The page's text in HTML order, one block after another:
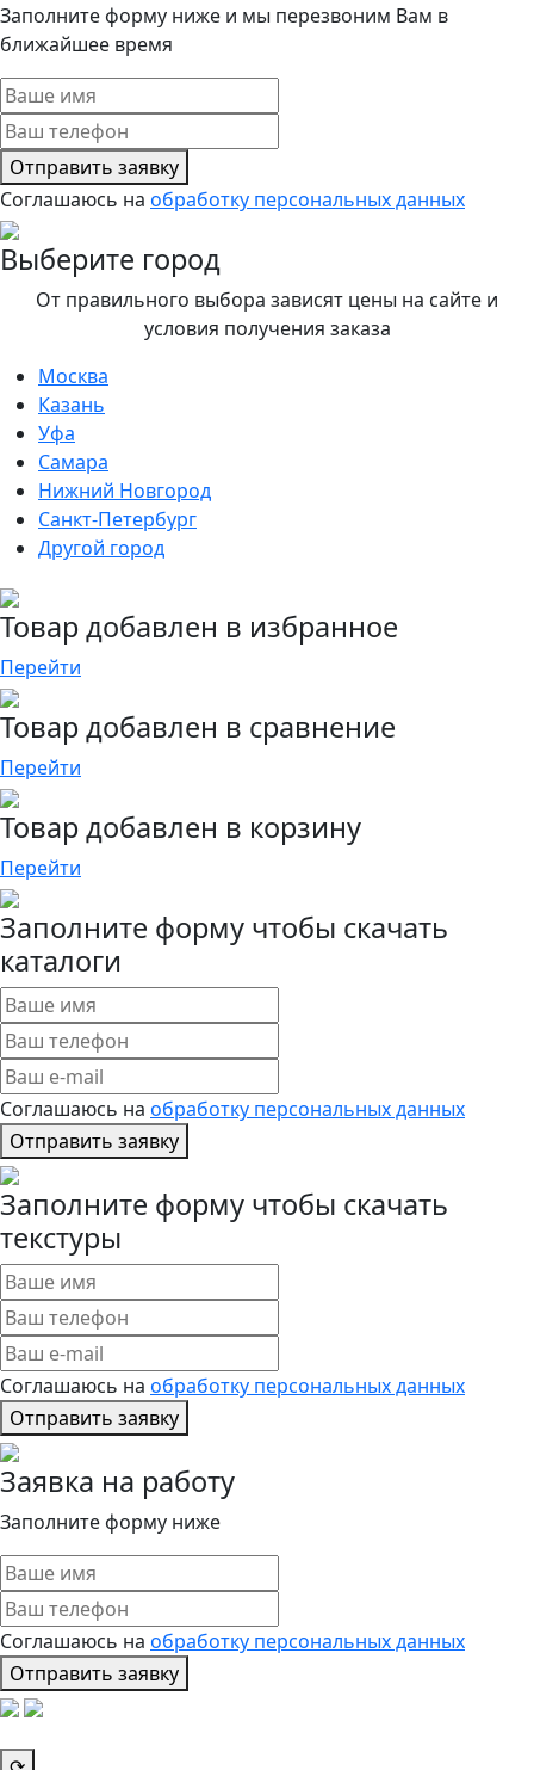
Заполните форму ниже и мы перезвоним Вам в
ближайшее время
Отправить заявку
Соглашаюсь на обработку персональных данных
Выберите город
От правильного выбора зависят цены на сайте и
условия получения заказа
Москва
Казань
Уфа
Самара
Нижний Новгород
Санкт-Петербург
Другой город
Товар добавлен в избранное
Перейти
Товар добавлен в сравнение
Перейти
Товар добавлен в корзину
Перейти
Заполните форму чтобы скачать
каталоги
Соглашаюсь на обработку персональных данных
Отправить заявку
Заполните форму чтобы скачать
текстуры
Соглашаюсь на обработку персональных данных
Отправить заявку
Заявка на работу
Заполните форму ниже
Соглашаюсь на обработку персональных данных
Отправить заявку